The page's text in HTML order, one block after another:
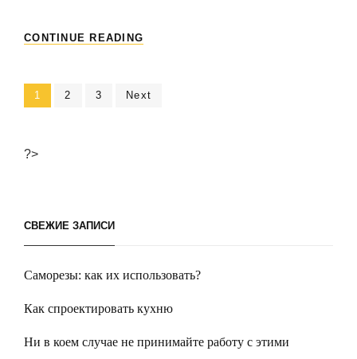
CONTINUE READING
И
Навигация
записям
Page
1 Page
2 Page
3 Next
?>
СВЕЖИЕ ЗАПИСИ
Саморезы: как их использовать?
Как спроектировать кухню
Ни в коем случае не принимайте работу с этими